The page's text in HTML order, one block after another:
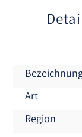
Art
Region